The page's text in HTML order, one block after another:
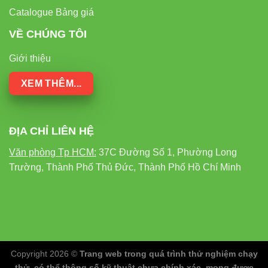
Catalogue Bảng giá
VỀ CHÚNG TÔI
Giới thiệu
XEM THÊM...
ĐỊA CHỈ LIÊN HỆ
Văn phòng Tp HCM: 37C Đường Số 1, Phường Long
Trường, Thành Phố Thủ Đức, Thành Phố Hồ Chí Minh
Copyright 2026 © Trang web trong quá trình thử nghiệm chạy